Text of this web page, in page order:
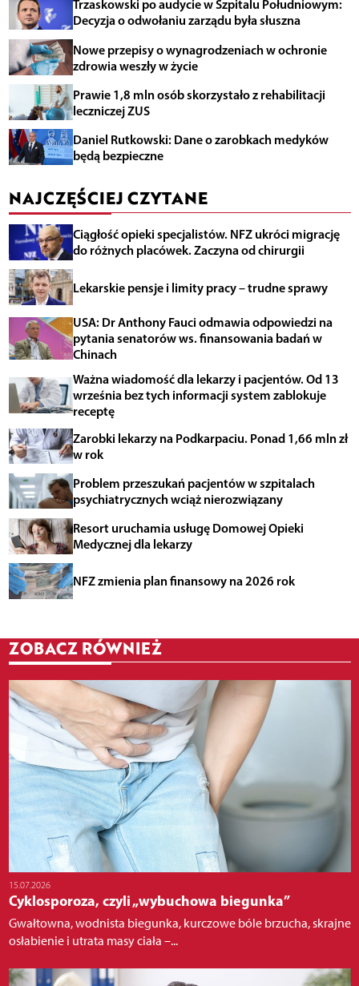
Trzaskowski po audycie w Szpitalu Południowym:
Decyzja o odwołaniu zarządu była słuszna
Nowe przepisy o wynagrodzeniach w ochronie
zdrowia weszły w życie
Prawie 1,8 mln osób skorzystało z rehabilitacji
leczniczej ZUS
Daniel Rutkowski: Dane o zarobkach medyków
będą bezpieczne
NAJCZĘŚCIEJ CZYTANE
Ciągłość opieki specjalistów. NFZ ukróci migrację
do różnych placówek. Zaczyna od chirurgii
Lekarskie pensje i limity pracy – trudne sprawy
USA: Dr Anthony Fauci odmawia odpowiedzi na
pytania senatorów ws. finansowania badań w
Chinach
Ważna wiadomość dla lekarzy i pacjentów. Od 13
września bez tych informacji system zablokuje
receptę
Zarobki lekarzy na Podkarpaciu. Ponad 1,66 mln zł
w rok
Problem przeszukań pacjentów w szpitalach
psychiatrycznych wciąż nierozwiązany
Resort uruchamia usługę Domowej Opieki
Medycznej dla lekarzy
NFZ zmienia plan finansowy na 2026 rok
ZOBACZ RÓWNIEŻ
15.07.2026
Cyklosporoza, czyli „wybuchowa biegunka”
Gwałtowna, wodnista biegunka, kurczowe bóle brzucha, skrajne
osłabienie i utrata masy ciała –...